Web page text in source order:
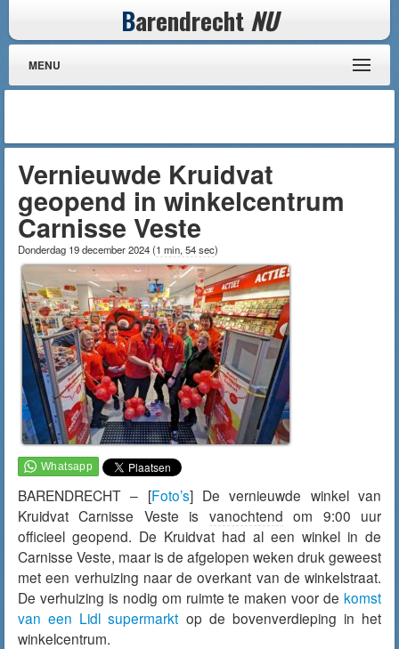
Barendrecht NU
MENU
Vernieuwde Kruidvat
geopend in winkelcentrum
Carnisse Veste
Donderdag 19 december 2024(1 min, 54 sec)
BARENDRECHT – [Foto’s] De vernieuwde winkel van
Kruidvat Carnisse Veste is vanochtend om 9:00 uur
officieel geopend. De Kruidvat had al een winkel in de
Carnisse Veste, maar is de afgelopen weken druk geweest
met een verhuizing naar de overkant van de winkelstraat.
De verhuizing is nodig om ruimte te maken voor de komst
van een Lidl supermarkt op de bovenverdieping in het
winkelcentrum.